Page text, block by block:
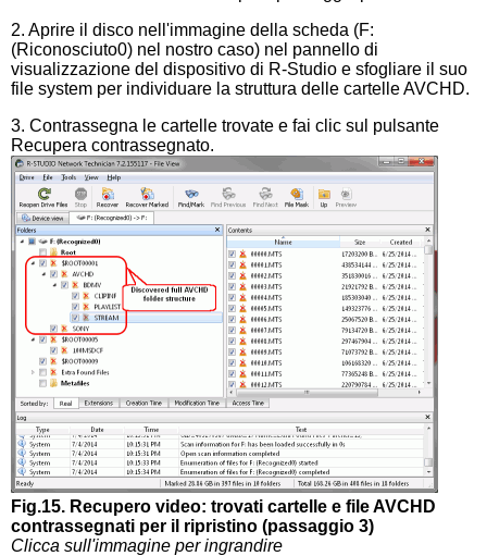
2. Aprire il disco nell'immagine della scheda (F:
(Riconosciuto0) nel nostro caso) nel pannello di
visualizzazione del dispositivo di R-Studio e sfogliare il suo
file system per individuare la struttura delle cartelle AVCHD.
3. Contrassegna le cartelle trovate e fai clic sul pulsante
Recupera contrassegnato.
Fig.15. Recupero video: trovati cartelle e file AVCHD
contrassegnati per il ripristino (passaggio 3)
Clicca sull'immagine per ingrandire